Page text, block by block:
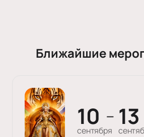
Ближайшие
10
сентября
— 13